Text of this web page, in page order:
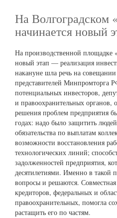
На Волгоградском
начинается новый
На производственной площадке
новый этап — реализация
накануне шла речь на совещании
представителей Минпромторга
потенциальных инвесторов,
и правоохранительных органов,
решения проблем предприятия
годах: надо было защитить
обязательства по выплатам
возможности восстановления
технологических линий;
задолженностей предприятия,
десятилетиями. Именно в такой
вопросы и решаются. Совместная
кредиторов, федеральных и
правоохранительных, помогла
растащить его по частям.